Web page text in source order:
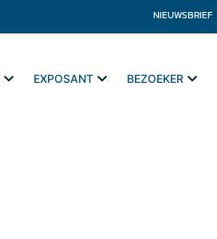
NIEUWSBRIEF
EXPOSANT BEZOEKER